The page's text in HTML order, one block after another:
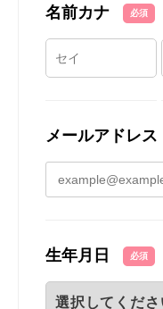
名前カナ 必須
メールアドレス
生年月日 必須